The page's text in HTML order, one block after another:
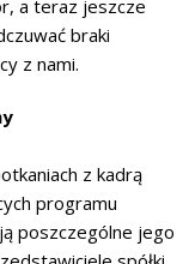
a teraz jeszcze
braki
z nami.
z kadrą
programu
poszczególne jego